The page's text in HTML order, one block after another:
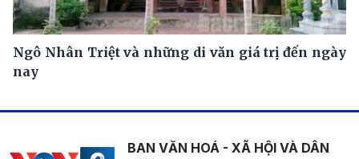
Ngô Nhân Triệt và những di văn giá trị đến ngày
nay
BAN VĂN HOÁ - XÃ HỘI VÀ DÂN